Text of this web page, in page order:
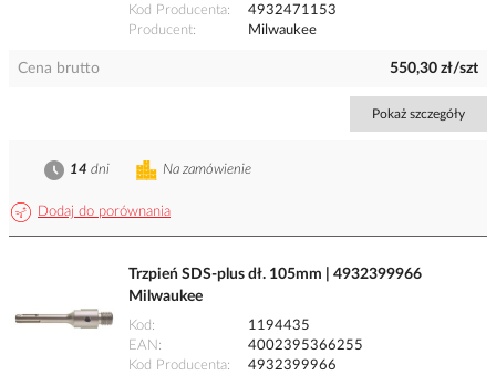
Kod Producenta
4932471153
Producent
Milwaukee
Cena brutto 550,30 zł/szt
Pokaż szczegóły
Dodaj do porównania
Na zamówienie
14 dni
Trzpień SDS-plus dł. 105mm | 4932399966
Milwaukee
Kod
1194435
EAN
4002395366255
Kod Producenta
4932399966